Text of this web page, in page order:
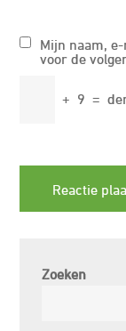
Mijn naam,
voor de
+ 9 =
Zoeken